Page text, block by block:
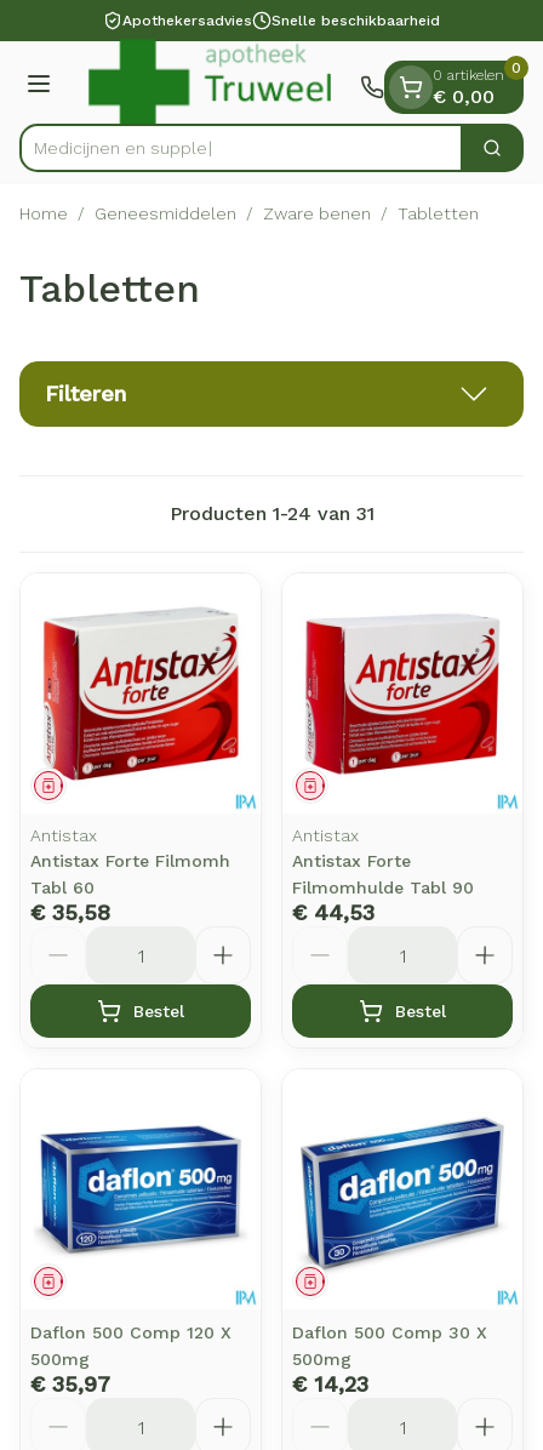
Ga naar de inhoudApothekersadvies Snelle beschikbaarheid
Menu
Product, merk, categorie... Zoek
0 artikelen
€ 0,00
0
Home / Geneesmiddelen / Zware benen / Tabletten
Tabletten
Filteren
Producten 1-24 van 31
Geneesmiddel
Antistax
Antistax Forte Filmomh
Tabl 60
€ 35,58
Bestel
Geneesmiddel
Antistax
Antistax Forte
Filmomhulde Tabl 90
€ 44,53
Bestel
Geneesmiddel
Daflon 500 Comp 120 X
500mg
€ 35,97
Geneesmiddel
Daflon 500 Comp 30 X
500mg
€ 14,23